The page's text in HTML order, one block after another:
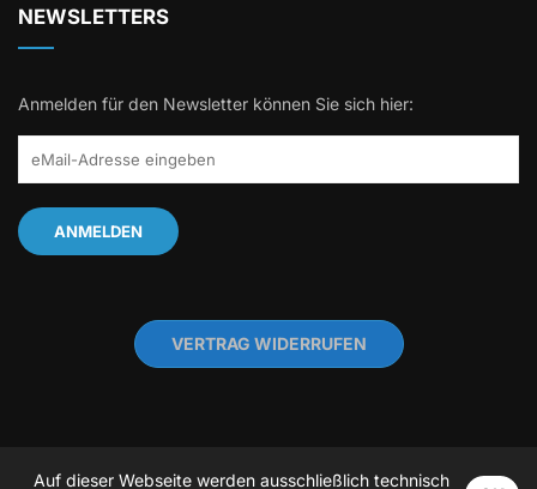
NEWSLETTERS
Anmelden für den Newsletter können Sie sich hier:
VERTRAG WIDERRUFEN
Auf dieser Webseite werden ausschließlich technisch